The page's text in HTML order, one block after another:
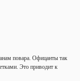
повара. Офицанты так
Это приводит к